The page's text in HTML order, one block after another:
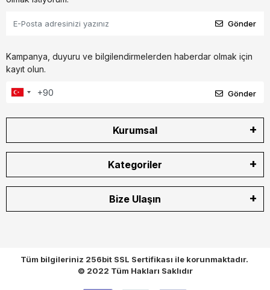
Gönder
Kampanya, duyuru ve bilgilendirmelerden haberdar olmak için
kayıt olun.
Gönder
Kurumsal
Kategoriler
Bize Ulaşın
Tüm bilgileriniz 256bit SSL Sertifikası ile korunmaktadır.
© 2022 Tüm Hakları Saklıdır